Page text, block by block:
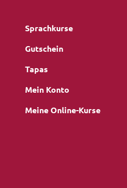
Sprachkurse
Gutschein
Tapas
Mein Konto
Meine Online-Kurse